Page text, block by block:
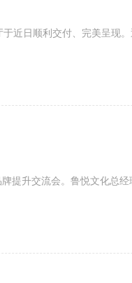
近日顺利交付、完美呈现
提升交流会。鲁悦文化总经